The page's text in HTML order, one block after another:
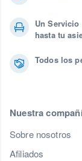
Un
hasta tu
Todos los
Nuestra
Sobre nosotros
Afiliados